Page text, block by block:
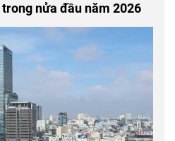
trong nửa đầu năm 2026